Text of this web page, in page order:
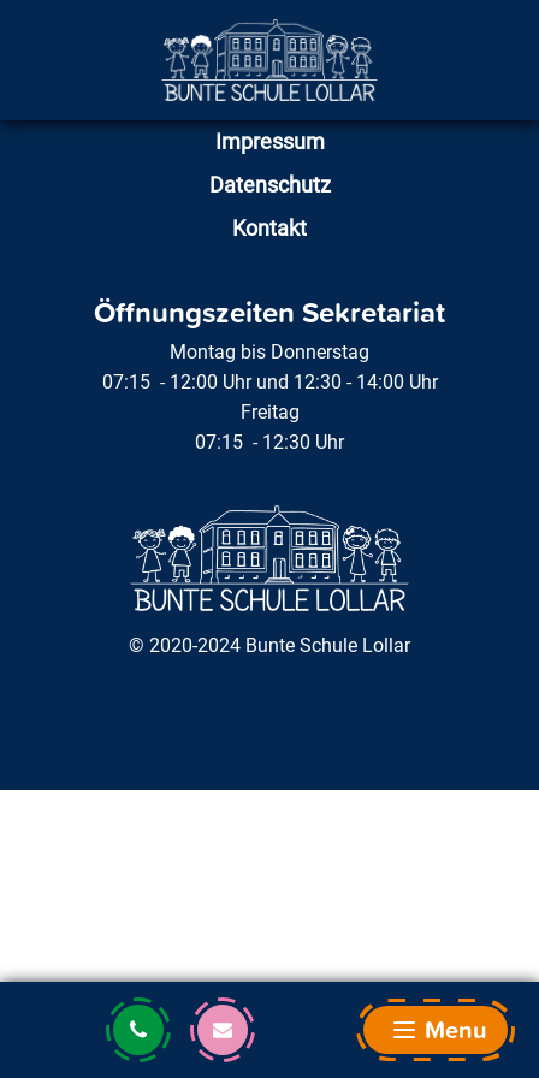
Menu
© 2020-2024 Bunte Schule Lollar
Öffnungszeiten Sekretariat
Montag bis Donnerstag
07:15 - 12:00 Uhr und 12:30 - 14:00 Uhr
Freitag
07:15 - 12:30 Uhr
Impressum
Datenschutz
Kontakt